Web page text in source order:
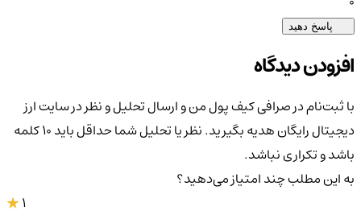
پاسخ دهید
افزودن دیدگاه
با ثبت‌نام در صرافی کیف پول من و ارسال تحلیل و نظر در سایت ارز
دیجیتال رایگان هدیه بگیرید. نظر یا تحلیل شما حداقل باید ۱۰ کلمه
باشد و تکراری نباشد.
به این مطلب چند امتیاز می‌دهید؟